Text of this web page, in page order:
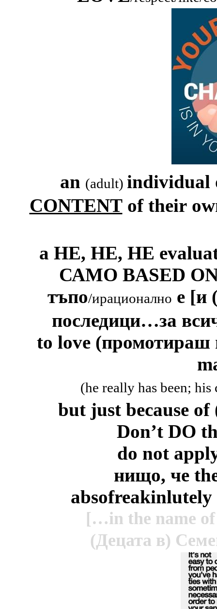
an (adult) individual
CONTENTof their
а НЕ, НЕ, НЕ
САМО BASED
тъпо/ирационално е [и
последици…за
to love (промотираш
(he really has been; his
but just because
Don’t DO
do not
нищо, че
absofreakinlutely
[…in the name
(Децата в)